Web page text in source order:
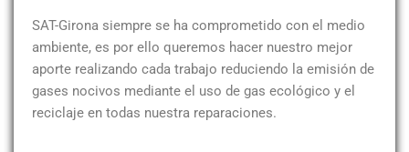
SAT-Girona siempre se ha comprometido con el medio
ambiente, es por ello queremos hacer nuestro mejor
aporte realizando cada trabajo reduciendo la emisión de
gases nocivos mediante el uso de gas ecológico y el
reciclaje en todas nuestra reparaciones.